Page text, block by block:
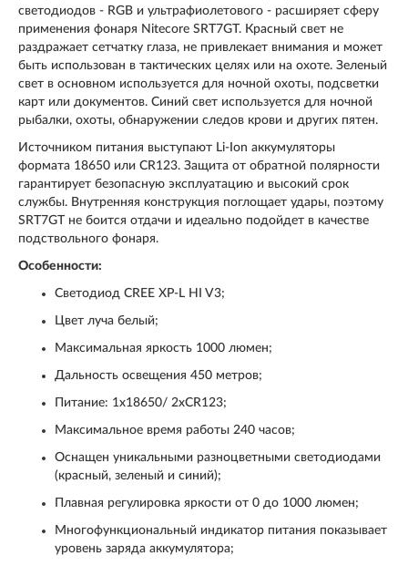
светодиодов - RGB и ультрафиолетового - расширяет сферу
применения фонаря Nitecore SRT7GT. Красный свет не
раздражает сетчатку глаза, не привлекает внимания и может
быть использован в тактических целях или на охоте. Зеленый
свет в основном используется для ночной охоты, подсветки
карт или документов. Синий свет используется для ночной
рыбалки, охоты, обнаружении следов крови и других пятен.
Источником питания выступают Li-Ion аккумуляторы
формата 18650 или CR123. Защита от обратной полярности
гарантирует безопасную эксплуатацию и высокий срок
службы. Внутренняя конструкция поглощает удары, поэтому
SRT7GT не боится отдачи и идеально подойдет в качестве
подствольного фонаря.
Особенности:
Светодиод CREE XP-L HI V3;
Цвет луча белый;
Максимальная яркость 1000 люмен;
Дальность освещения 450 метров;
Питание: 1x18650/ 2xCR123;
Максимальное время работы 240 часов;
Оснащен уникальными разноцветными светодиодами
(красный, зеленый и синий);
Плавная регулировка яркости от 0 до 1000 люмен;
Многофункциональный индикатор питания показывает
уровень заряда аккумулятора;